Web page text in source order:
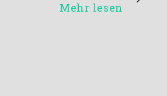
Mehr lesen